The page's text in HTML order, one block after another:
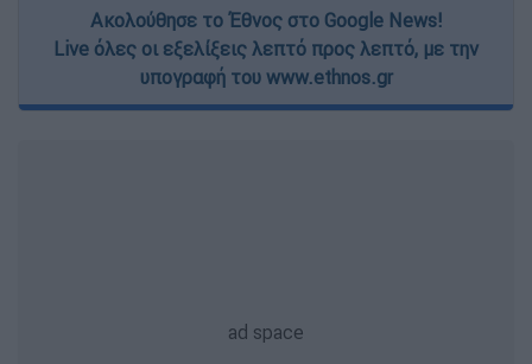
Ακολούθησε το Έθνος στο Google News!
Live όλες οι εξελίξεις λεπτό προς λεπτό, με την
υπογραφή του www.ethnos.gr